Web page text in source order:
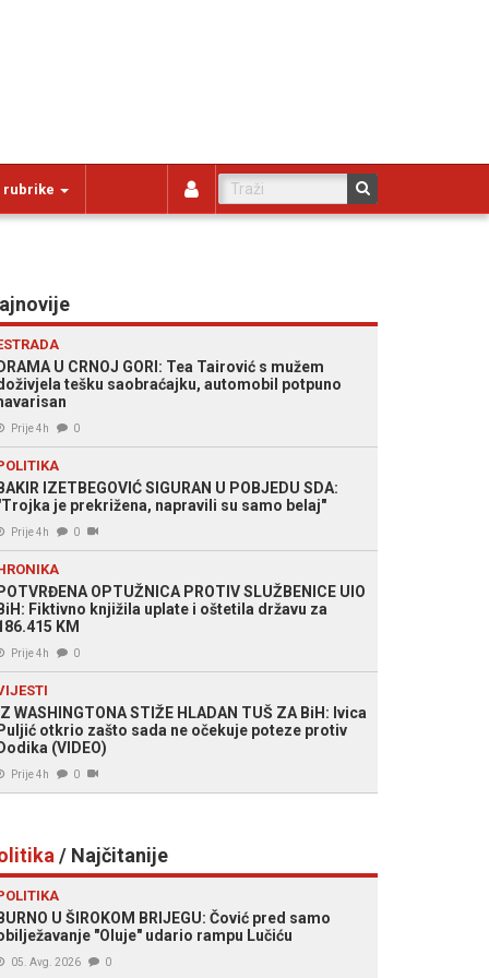
rubrike
U CRNOJ GORI: Tea Tairović s mužem
tešku saobraćajku, automobil potpuno
Prije 4h 0
IZETBEGOVIĆ SIGURAN U POBJEDU SDA:
je prekrižena, napravili su samo belaj"
Prije 4h 0
OPTUŽNICA PROTIV SLUŽBENICE UIO
Fiktivno knjižila uplate i oštetila državu za
KM
Prije 4h 0
WASHINGTONA STIŽE HLADAN TUŠ ZA BiH: Ivica
otkrio zašto sada ne očekuje poteze protiv
(VIDEO)
Prije 4h 0
/ Najčitanije
U ŠIROKOM BRIJEGU: Čović pred samo
"Oluje" udario rampu Lučiću
05. Avg. 2026 0